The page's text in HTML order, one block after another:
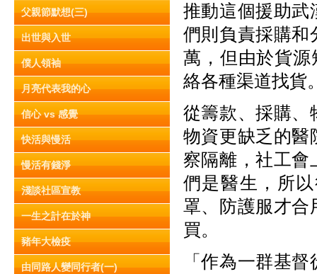
父親節默想(三)
出世與入世
僕人領袖
月亮代表我的心
信心 vs 感覺
快活與慢活
慢活有錢淨
淺談社區宣教
一生之計在於神
豬年大檢疫
由同路人變同行者(一)
推動這個援助武
們則負責採購和
萬，但由於貨
絡各種渠道找貨
從籌款、採購、
物資更缺乏的醫
察隔離，社工會
們是醫生，所
罩、防護服才合
買。
「作為一群基